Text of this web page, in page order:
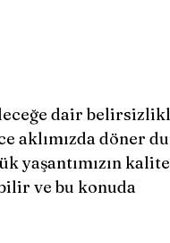
dair
aklımızda döner
yaşantımızın
ve bu konuda